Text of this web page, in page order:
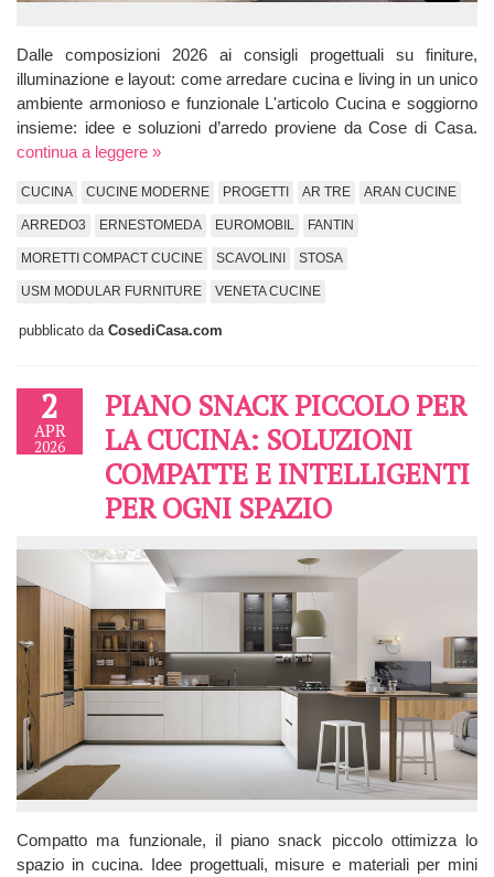
Dalle composizioni 2026 ai consigli progettuali su finiture,
illuminazione e layout: come arredare cucina e living in un unico
ambiente armonioso e funzionale L'articolo Cucina e soggiorno
insieme: idee e soluzioni d’arredo proviene da Cose di Casa.
continua a leggere »
CUCINA CUCINE MODERNE PROGETTI AR TRE ARAN CUCINE
ARREDO3 ERNESTOMEDA EUROMOBIL FANTIN
MORETTI COMPACT CUCINE SCAVOLINI STOSA
USM MODULAR FURNITURE VENETA CUCINE
pubblicato da CosediCasa.com
2
APR
2026
PIANO SNACK PICCOLO PER
LA CUCINA: SOLUZIONI
COMPATTE E INTELLIGENTI
PER OGNI SPAZIO
Compatto ma funzionale, il piano snack piccolo ottimizza lo
spazio in cucina. Idee progettuali, misure e materiali per mini